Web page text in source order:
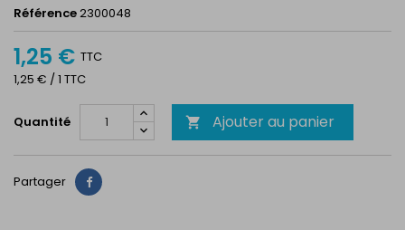
Référence2300048
1,25 € TTC
1,25 € / 1 TTC
Quantité  Ajouter au panier
Partager Partager